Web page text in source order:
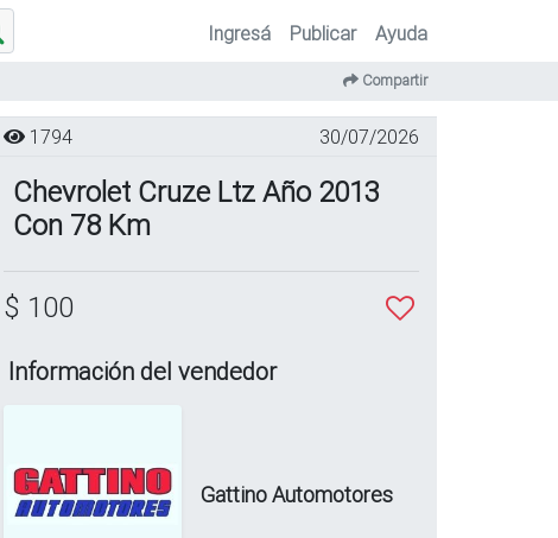
Ingresá Publicar Ayuda
Compartir
1794 30/07/2026
Chevrolet Cruze Ltz Año 2013
Con 78 Km
$ 100
Información del vendedor
Gattino Automotores